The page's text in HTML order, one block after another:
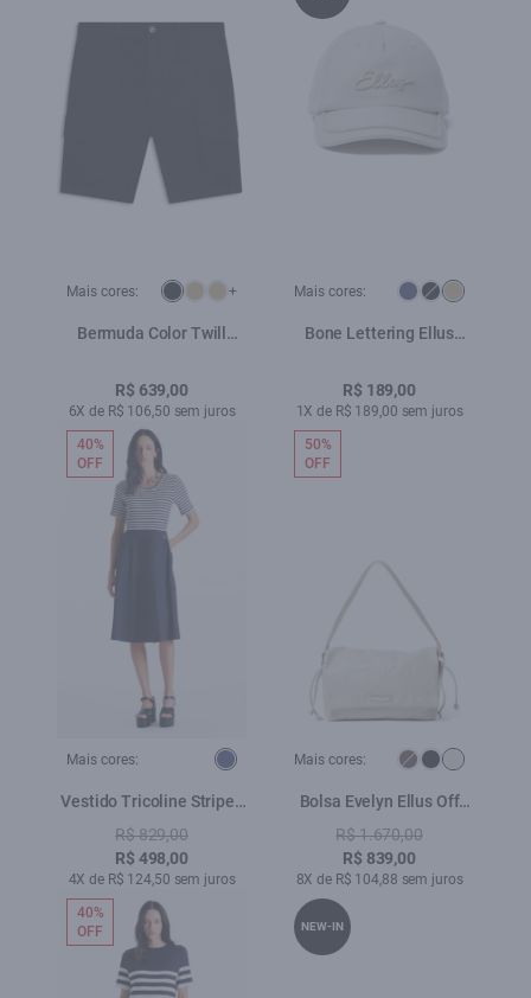
Mais cores: +
Bermuda Color Twill
R$ 639,00
6X de R$ 106,50 sem juros
Mais cores:
Bone Lettering Ellus
R$ 189,00
1X de R$ 189,00 sem juros
Mais cores:
Vestido Tricoline Stripes
Dark Navy
R$ 829,00
R$ 498,00
4X de R$ 124,50 sem juros
40%
OFF
Mais cores:
Bolsa Evelyn Ellus Off
White
R$ 1.670,00
R$ 839,00
8X de R$ 104,88 sem juros
50%
OFF
40%
OFF
NEW-IN